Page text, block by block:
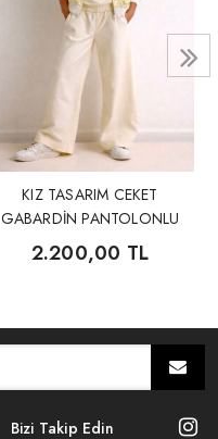
KIZ TASARIM CEKET
GABARDİN PANTOLONLU
3'LÜ TAKIM
2.200,00 TL
Bizi Takip Edin